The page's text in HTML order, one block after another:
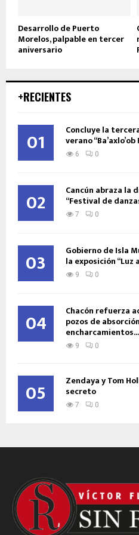
Desarrollo de Puerto
Morelos, palpable en tercer
aniversario
+RECIENTES
01 Concluye la
verano
6 0
02 Cancún abraza la
“Festival de
7 0
03 Gobierno de Isla
la exposición “Luz
9 0
04 Chacón refuerza
pozos de
encharcamientos...
9 0
05 Zendaya y Tom
secreto
7 0